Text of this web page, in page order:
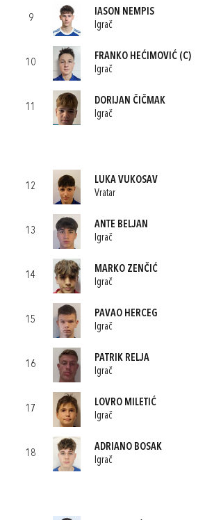
9
IASON NEMPIS
Igrač
10
FRANKO HEĆIMOVIĆ (C)
Igrač
11
DORIJAN ČIČMAK
Igrač
12
LUKA VUKOSAV
Vratar
13
ANTE BELJAN
Igrač
14
MARKO ZENČIĆ
Igrač
15
PAVAO HERCEG
Igrač
16
PATRIK RELJA
Igrač
17
LOVRO MILETIĆ
Igrač
18
ADRIANO BOSAK
Igrač